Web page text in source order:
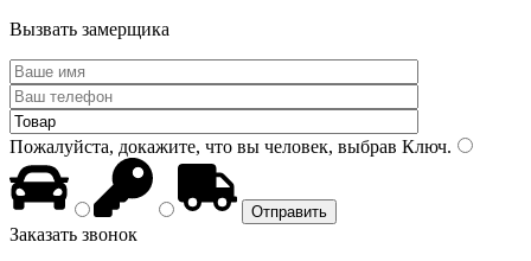
Вызвать замерщика
Пожалуйста, докажите, что вы человек, выбрав Ключ.
Заказать звонок